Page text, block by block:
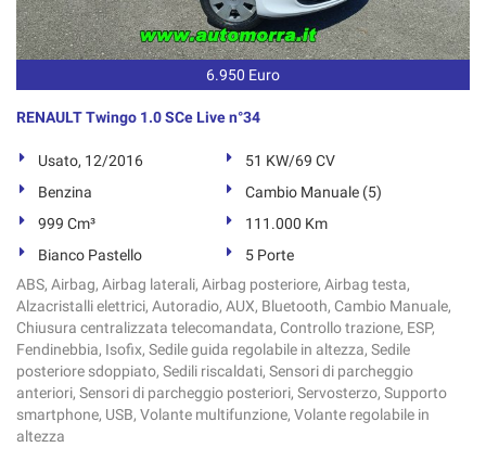
6.950 Euro
RENAULT Twingo 1.0 SCe Live n°34
Usato, 12/2016
51 KW/69 CV
Benzina
Cambio Manuale (5)
999 Cm³
111.000 Km
Bianco Pastello
5 Porte
ABS, Airbag, Airbag laterali, Airbag posteriore, Airbag testa,
Alzacristalli elettrici, Autoradio, AUX, Bluetooth, Cambio Manuale,
Chiusura centralizzata telecomandata, Controllo trazione, ESP,
Fendinebbia, Isofix, Sedile guida regolabile in altezza, Sedile
posteriore sdoppiato, Sedili riscaldati, Sensori di parcheggio
anteriori, Sensori di parcheggio posteriori, Servosterzo, Supporto
smartphone, USB, Volante multifunzione, Volante regolabile in
altezza
Cookie delle preferenze
Cookie per il miglioramento dell'esperienza utente
Cookie analitici
Cookie di marketing
Leggi
la
cookie